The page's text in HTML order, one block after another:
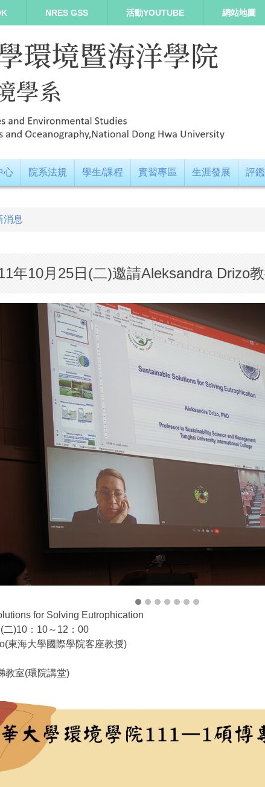
NRES GSS 活動YOUTUBE 網站地圖
心 院系法規 學生/課程 實習專區 生涯發展 評
消息
年10月25日(二)邀請Aleksandra Drizo
for Solving Eutrophication
二)10：10～12：00
東海大學國際學院客座教授)
教室(環院講堂)